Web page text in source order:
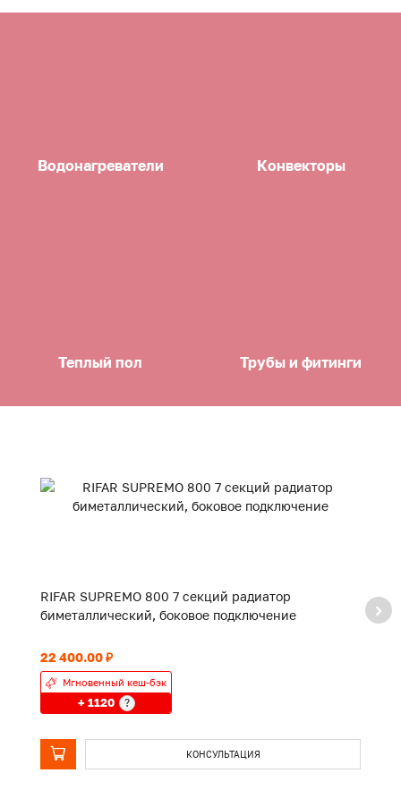
Водонагреватели Конвекторы
Теплый пол Трубы и фитинги
RIFAR SUPREMO 800 7 секций радиатор
биметаллический, боковое подключение
22 400.00 ₽
Мгновенный кеш-бэк
+ 1120 ?
КОНСУЛЬТАЦИЯ